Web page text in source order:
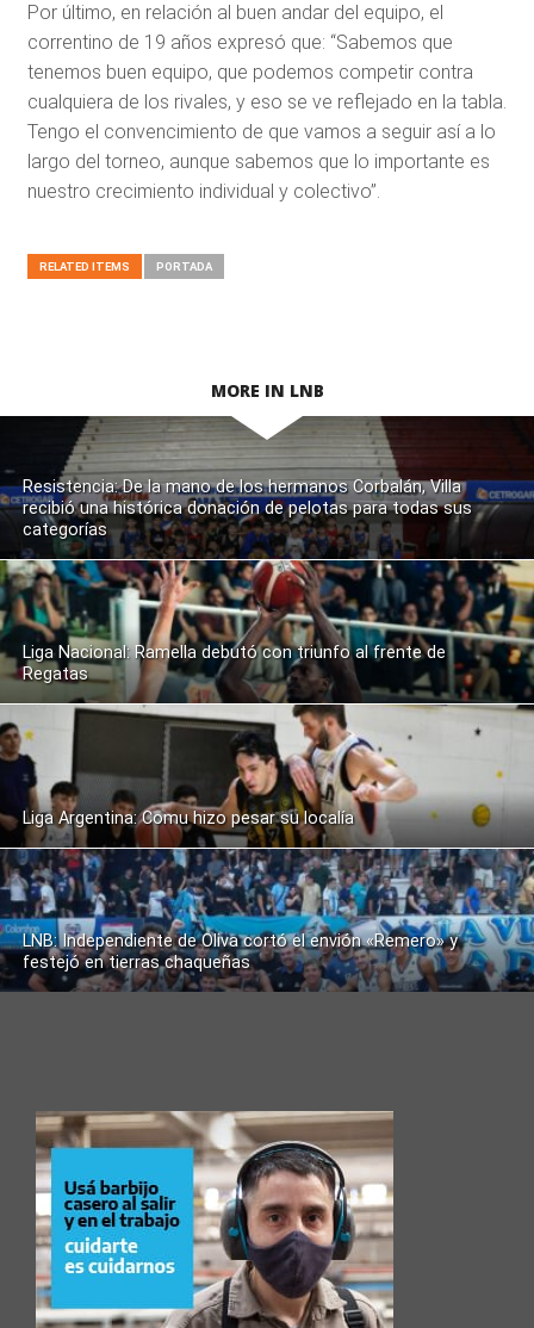
Por último, en relación al buen andar del equipo, el
correntino de 19 años expresó que: “Sabemos que
tenemos buen equipo, que podemos competir contra
cualquiera de los rivales, y eso se ve reflejado en la tabla.
Tengo el convencimiento de que vamos a seguir así a lo
largo del torneo, aunque sabemos que lo importante es
nuestro crecimiento individual y colectivo”.
RELATED ITEMS PORTADA
MORE IN LNB
Resistencia: De la mano de los hermanos Corbalán, Villa
recibió una histórica donación de pelotas para todas sus
categorías
Liga Nacional: Ramella debutó con triunfo al frente de
Regatas
Liga Argentina: Comu hizo pesar su localía
LNB: Independiente de Oliva cortó el envión «Remero» y
festejó en tierras chaqueñas